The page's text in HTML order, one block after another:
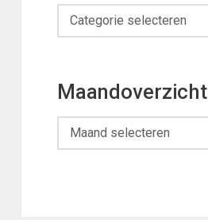
Categorieën
Maandoverzicht
Maandoverzicht